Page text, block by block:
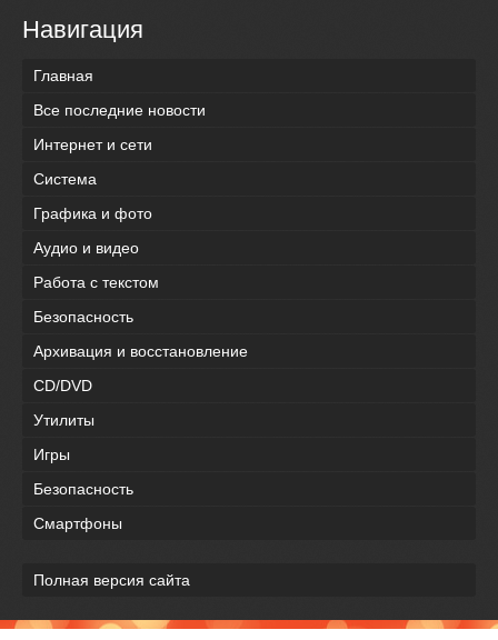
Навигация
Главная
Все последние новости
Интернет и сети
Система
Графика и фото
Аудио и видео
Работа с текстом
Безопасность
Архивация и восстановление
CD/DVD
Утилиты
Игры
Безопасность
Смартфоны
Полная версия сайта